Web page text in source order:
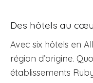
Des hôtels au
Avec six hôtels en
région d’origine.
établissements